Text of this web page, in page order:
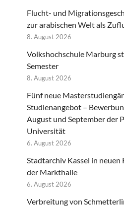
Flucht- und
zur arabischen Welt als
8. August 2026
Volkshochschule Marburg
Semester
8. August 2026
Fünf neue
Studienangebot –
August und September der
Universität
6. August 2026
Stadtarchiv Kassel in neuen
der Markthalle
6. August 2026
Verbreitung von